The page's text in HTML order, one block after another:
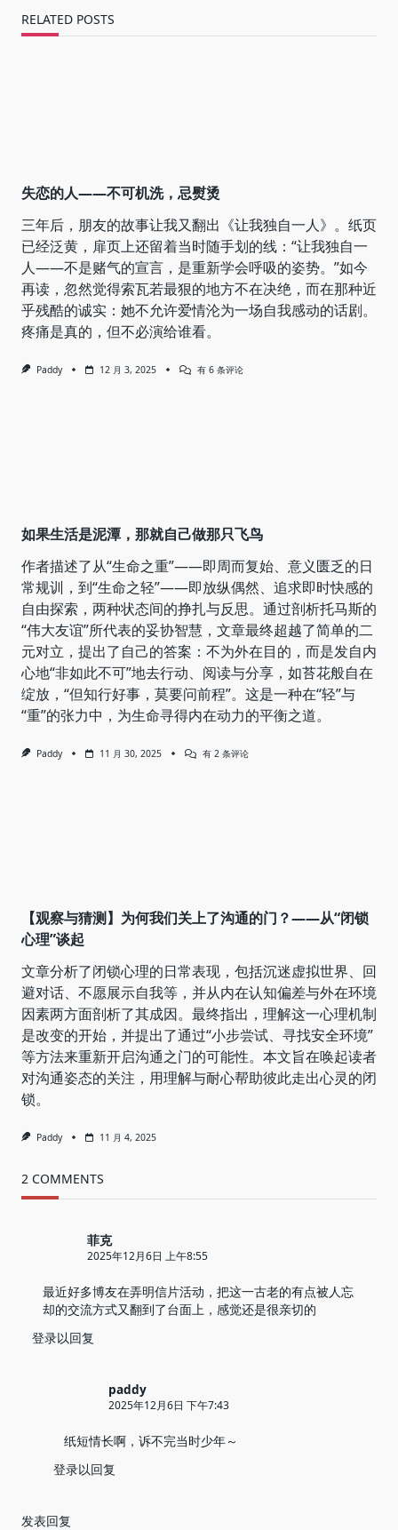
RELATED POSTS
失恋的人——不可机洗，忌熨烫
三年后，朋友的故事让我又翻出《让我独自一人》。纸页
已经泛黄，扉页上还留着当时随手划的线：“让我独自一
人——不是赌气的宣言，是重新学会呼吸的姿势。”如今
再读，忽然觉得索瓦若最狠的地方不在决绝，而在那种近
乎残酷的诚实：她不允许爱情沦为一场自我感动的话剧。
疼痛是真的，但不必演给谁看。
Paddy 12 月 3, 2025
失
有 6 条评论
如果生活是泥潭，那就自己做那只飞鸟
作者描述了从“生命之重”——即周而复始、意义匮乏的日
常规训，到“生命之轻”——即放纵偶然、追求即时快感的
自由探索，两种状态间的挣扎与反思。通过剖析托马斯的
“伟大友谊”所代表的妥协智慧，文章最终超越了简单的二
元对立，提出了自己的答案：不为外在目的，而是发自内
心地“非如此不可”地去行动、阅读与分享，如苔花般自在
绽放，“但知行好事，莫要问前程”。这是一种在“轻”与
“重”的张力中，为生命寻得内在动力的平衡之道。
Paddy 11 月 30, 2025
如
那
只
有 2 条评论
【观察与猜测】为何我们关上了沟通的门？——从“闭锁
心理”谈起
文章分析了闭锁心理的日常表现，包括沉迷虚拟世界、回
避对话、不愿展示自我等，并从内在认知偏差与外在环境
因素两方面剖析了其成因。最终指出，理解这一心理机制
是改变的开始，并提出了通过“小步尝试、寻找安全环境”
等方法来重新开启沟通之门的可能性。本文旨在唤起读者
对沟通姿态的关注，用理解与耐心帮助彼此走出心灵的闭
锁。
Paddy 11 月 4, 2025
2 COMMENTS
菲克
2025年12月6日 上午8:55
最近好多博友在弄明信片活动，把这一古老的有点被人忘
却的交流方式又翻到了台面上，感觉还是很亲切的
登录以回复
paddy
2025年12月6日 下午7:43
纸短情长啊，诉不完当时少年～
登录以回复
发表回复